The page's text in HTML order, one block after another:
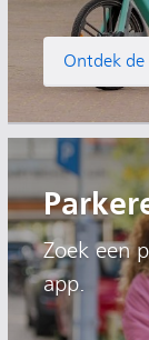
Ontdek
Zoek een
app.